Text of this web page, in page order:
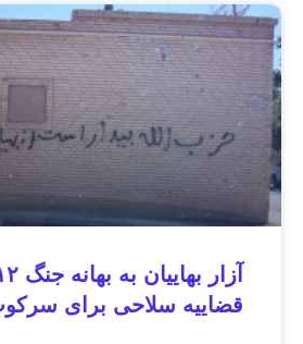
قضاییه سلاحی برای